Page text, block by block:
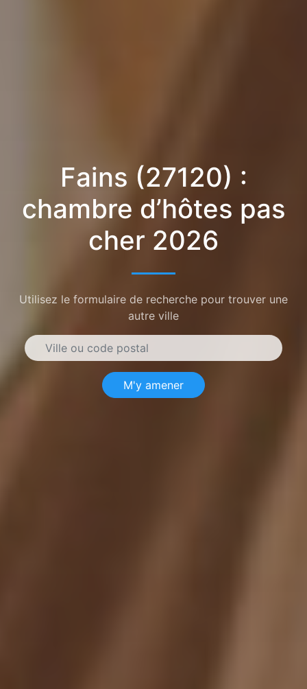
Fains (27120) :
chambre d’hôtes pas
cher 2026
Utilisez le formulaire de recherche pour trouver une
autre ville
M'y amener